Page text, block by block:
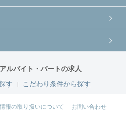
ルバイト・パートの求人
す
こだわり条件から探す
報の取り扱いについて お問い合わせ